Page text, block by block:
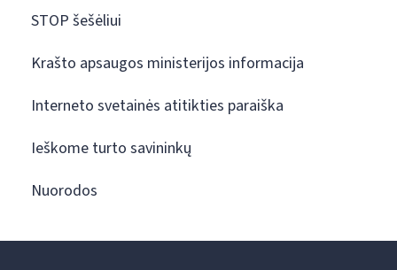
STOP šešėliui
Krašto apsaugos ministerijos informacija
Interneto svetainės atitikties paraiška
Ieškome turto savininkų
Nuorodos